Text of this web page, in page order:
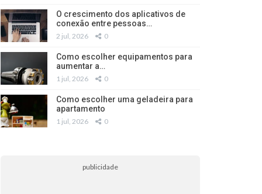
O crescimento dos aplicativos de
conexão entre pessoas…
2 jul, 2026 0
Como escolher equipamentos para
aumentar a…
1 jul, 2026 0
Como escolher uma geladeira para
apartamento
1 jul, 2026 0
publicidade